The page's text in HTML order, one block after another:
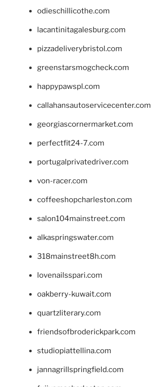
odieschillicothe.com
lacantinitagalesburg.com
pizzadeliverybristol.com
greenstarsmogcheck.com
happypawspl.com
callahansautoservicecenter.com
georgiascornermarket.com
perfectfit24-7.com
portugalprivatedriver.com
von-racer.com
coffeeshopcharleston.com
salon104mainstreet.com
alkaspringswater.com
318mainstreet8h.com
lovenailsspari.com
oakberry-kuwait.com
quartzliterary.com
friendsofbroderickpark.com
studiopiattellina.com
jannagrillspringfield.com